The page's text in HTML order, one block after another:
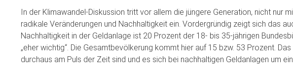
In der Klimawandel-Diskussion tritt vor allem die jüngere Generation, nicht nur
radikale Veränderungen und Nachhaltigkeit ein. Vordergründig zeigt sich das
Nachhaltigkeit in der Geldanlage ist 20 Prozent der 18- bis 35-jährigen
„eher wichtig“. Die Gesamtbevölkerung kommt hier auf 15 bzw. 53 Prozent.
durchaus am Puls der Zeit sind und es sich bei nachhaltigen Geldanlagen um